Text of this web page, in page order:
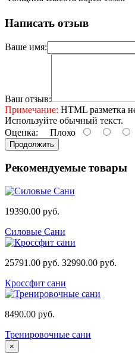
Написать отзыв
Ваше имя:
Ваш отзыв:
Примечание: HTML разметка
Используйте обычный текст.
Оценка: Плохо
Продолжить
Рекомендуемые товары
19390.00 руб.
Силовые Сани
25791.00 руб. 32990.00 руб.
Кроссфит сани
8490.00 руб.
Тренировочные сани
×